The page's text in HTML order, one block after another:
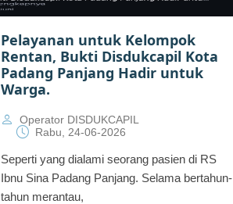
Pelayanan untuk Kelompok
Rentan, Bukti Disdukcapil Kota
Padang Panjang Hadir untuk
Warga.
Operator DISDUKCAPIL
Rabu, 24-06-2026
Seperti yang dialami seorang pasien di RS
Ibnu Sina Padang Panjang. Selama bertahun-
tahun merantau,